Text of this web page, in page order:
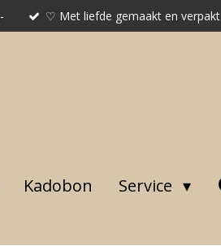
♡ Met liefde gemaakt en verpakt
Kadobon Service